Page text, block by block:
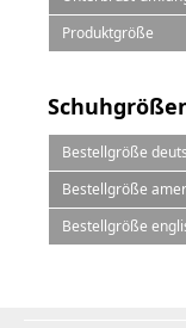
Produktgröße
Bestellgröße
Bestellgröße
Bestellgröße